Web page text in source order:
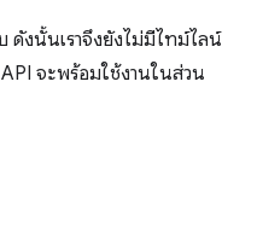
ดังนั้นเราจึงยังไม่มีไทม์ไลน์
จะพร้อมใช้งานในส่วน